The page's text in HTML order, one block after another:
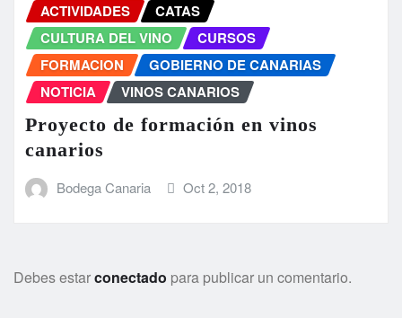
ACTIVIDADES
CATAS
CULTURA DEL VINO
CURSOS
FORMACION
GOBIERNO DE CANARIAS
NOTICIA
VINOS CANARIOS
Proyecto de formación en vinos
canarios
Bodega Canaria Oct 2, 2018
Debes estarconectado para publicar un comentario.